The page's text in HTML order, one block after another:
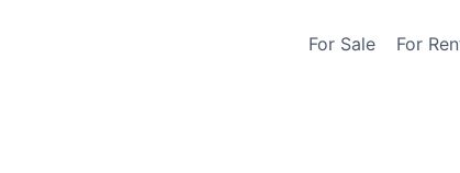
For Sale For